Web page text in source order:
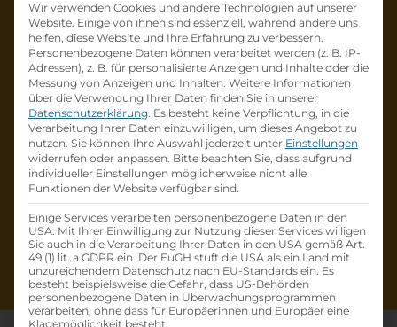
besetzt!
Die LehrstelleLehre zum:zur
Einzelhandelskaufmann:Einzelhandelskauffr
au Schwerpunkt LebensmittelbeiBILLA AG
ist schonbesetzt.
Firmenprofil besuchen
Andere Lehrstelle suchen
Wir verwenden Cookies und andere Technologien auf unserer
Website. Einige von ihnen sind essenziell, während andere uns
helfen, diese Website und Ihre Erfahrung zu verbessern.
Personenbezogene Daten können verarbeitet werden (z. B. IP-
Adressen), z. B. für personalisierte Anzeigen und Inhalte oder die
Messung von Anzeigen und Inhalten. Weitere Informationen
über die Verwendung Ihrer Daten finden Sie in unserer
Datenschutzerklärung. Es besteht keine Verpflichtung, in die
Verarbeitung Ihrer Daten einzuwilligen, um dieses Angebot zu
nutzen. Sie können Ihre Auswahl jederzeit unter Einstellungen
widerrufen oder anpassen. Bitte beachten Sie, dass aufgrund
individueller Einstellungen möglicherweise nicht alle
Funktionen der Website verfügbar sind.
Einige Services verarbeiten personenbezogene Daten in den
USA. Mit Ihrer Einwilligung zur Nutzung dieser Services willigen
Sie auch in die Verarbeitung Ihrer Daten in den USA gemäß Art.
49 (1) lit. a GDPR ein. Der EuGH stuft die USA als ein Land mit
unzureichendem Datenschutz nach EU-Standards ein. Es
besteht beispielsweise die Gefahr, dass US-Behörden
personenbezogene Daten in Überwachungsprogrammen
verarbeiten, ohne dass für Europäerinnen und Europäer eine
Klagemöglichkeit besteht.